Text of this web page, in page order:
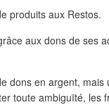
produits aux Restos.
aux dons de ses
dons en argent,
toute ambiguïté, les